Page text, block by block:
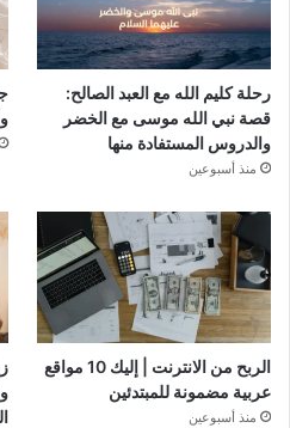
رحلة كليم الله مع العبد الصالح:
قصة نبي الله موسى مع الخضر
والدروس المستفادة منها
منذ أسبوعين
الربح من الانترنت | إليك 10 مواقع
عربية مضمونة للمبتدئين
منذ أسبوعين